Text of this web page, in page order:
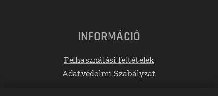
INFORMÁCIÓ
Felhasználási feltételek
Adatvédelmi Szabályzat